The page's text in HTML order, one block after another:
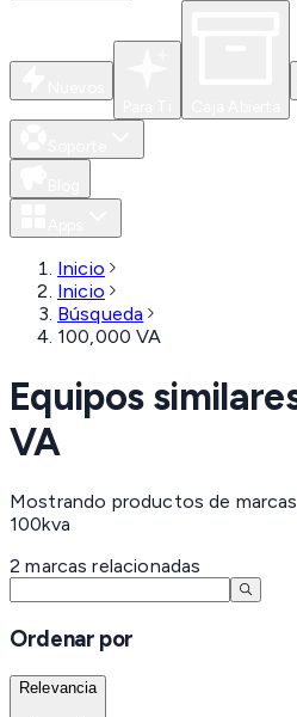
Inicio
Inicio
Búsqueda
100,000 VA
Equipos
VA
Mostrando productos de
100kva
2 marcas relacionadas
Ordenar por
Relevancia